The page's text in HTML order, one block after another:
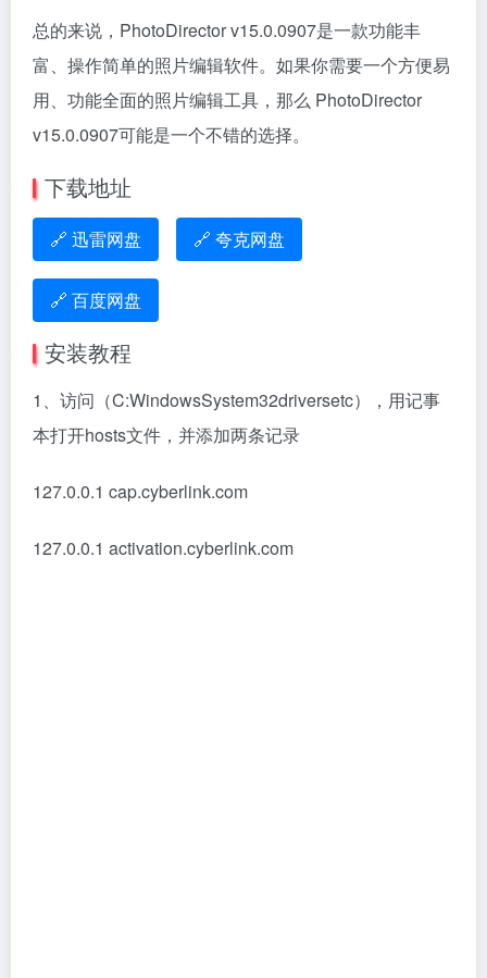
总的来说，PhotoDirector v15.0.0907是一款功能丰
富、操作简单的照片编辑软件。如果你需要一个方便易
用、功能全面的照片编辑工具，那么 PhotoDirector
v15.0.0907可能是一个不错的选择。
下载地址
🔗 迅雷网盘 🔗 夸克网盘
🔗 百度网盘
安装教程
1、访问（C:WindowsSystem32driversetc），用记事
本打开hosts文件，并添加两条记录
127.0.0.1 cap.cyberlink.com
127.0.0.1 activation.cyberlink.com